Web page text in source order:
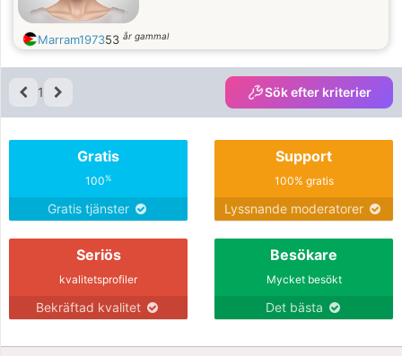
Marram197353 år gammal
1 Sök efter kriterier
Gratis
100%
Gratis tjänster
Support
100% gratis
Lyssnande moderatorer
Seriös
kvalitetsprofiler
Bekräftad kvalitet
Besökare
Mycket besökt
Det bästa